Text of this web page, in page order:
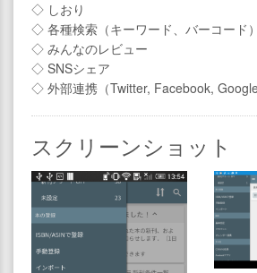
◇ しおり
◇ 各種検索（キーワード、バーコード）
◇ みんなのレビュー
◇ SNSシェア
◇ 外部連携（Twitter, Facebook,
スクリーンショット